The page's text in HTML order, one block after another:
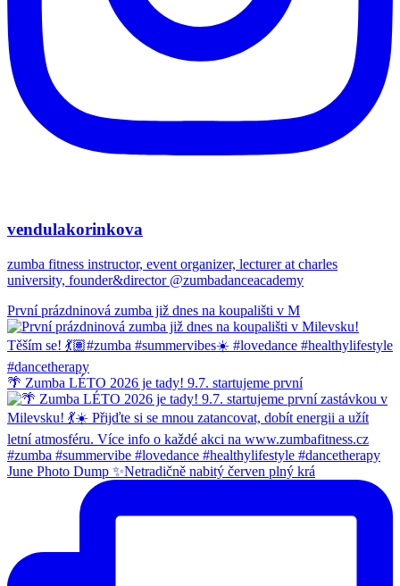
vendulakorinkova
zumba fitness instructor, event organizer, lecturer at charles
university, founder&director @zumbadanceacademy
První prázdninová zumba již dnes na koupališti v M
🌴 Zumba LÉTO 2026 je tady! 9.7. startujeme první
June Photo Dump ✨Netradičně nabitý červen plný krá